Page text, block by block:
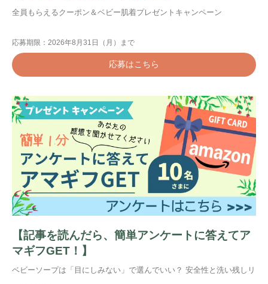
全員もらえるクーポン＆ベビー肌着プレゼントキャンペーン
応募期限：2026年8月31日（月）まで
応募はこちら
【記事を読んだら、簡単アンケートに答えてア
マギフGET！】
ベビーソープは「目にしみない」で選んでいい？ 安全性と洗い残しリ